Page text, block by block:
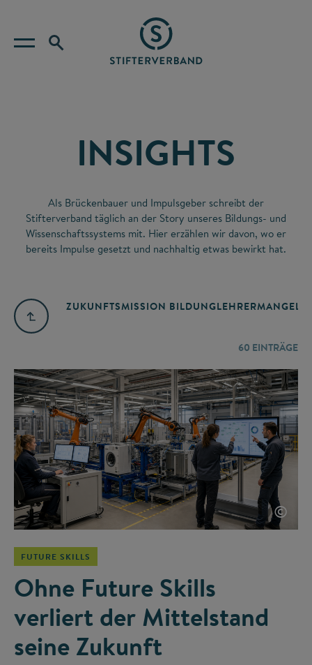
INSIGHTS
Als Brückenbauer und Impulsgeber schreibt der
Stifterverband täglich an der Story unseres Bildungs- und
Wissenschaftssystems mit. Hier erzählen wir davon, wo er
bereits Impulse gesetzt und nachhaltig etwas bewirkt hat.
ZUKUNFTSMISSION BILDUNGLEHRERMANGEL
60 EINTRÄGE
©
FUTURE SKILLS
Ohne Future Skills
verliert der Mittelstand
seine Zukunft